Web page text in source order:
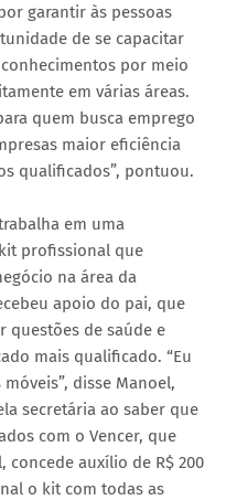
garantir às pessoas
de se capacitar
por meio
em várias áreas.
quem busca emprego
maior eficiência
qualificados”, pontuou.
em uma
profissional que
na área da
apoio do pai, que
questões de saúde e
mais qualificado. “Eu
disse Manoel,
secretária ao saber que
com o Vencer, que
auxílio de R$ 200
o kit com todas as